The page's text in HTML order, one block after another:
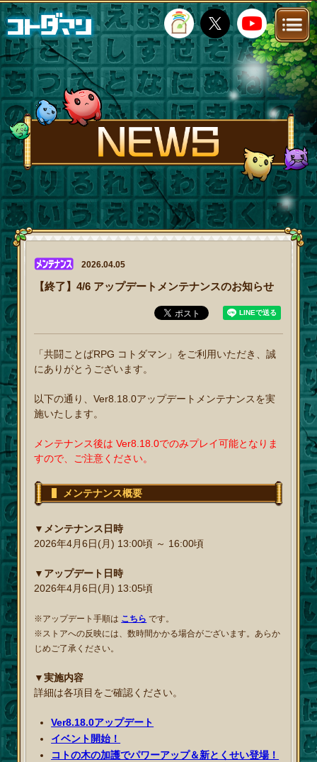
TOP STORY NEWS
FANKIT FAQ
2026.04.05
【終了】4/6 アップデートメンテナンスのお知らせ
「共闘ことばRPG コトダマン」をご利用いただき、誠
にありがとうございます。
以下の通り、Ver8.18.0アップデートメンテナンスを実
施いたします。
メンテナンス後は Ver8.18.0でのみプレイ可能となりま
すので、ご注意ください。
メンテナンス概要
▼メンテナンス日時
2026年4月6日(月) 13:00頃 ～ 16:00頃
▼アップデート日時
2026年4月6日(月) 13:05頃
※アップデート手順は こちら です。
※ストアへの反映には、数時間かかる場合がございます。あらか
じめご了承ください。
▼実施内容
詳細は各項目をご確認ください。
Ver8.18.0アップデート
イベント開始！
コトの木の加護でパワーアップ＆新とくせい登場！